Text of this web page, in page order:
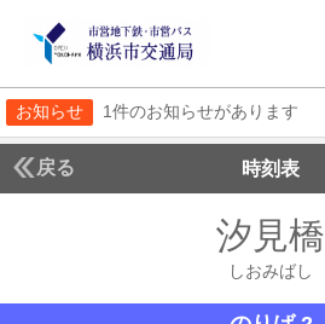
お知らせ 1件のお知らせがあります
戻る 時刻表
汐見橋
しおみばし